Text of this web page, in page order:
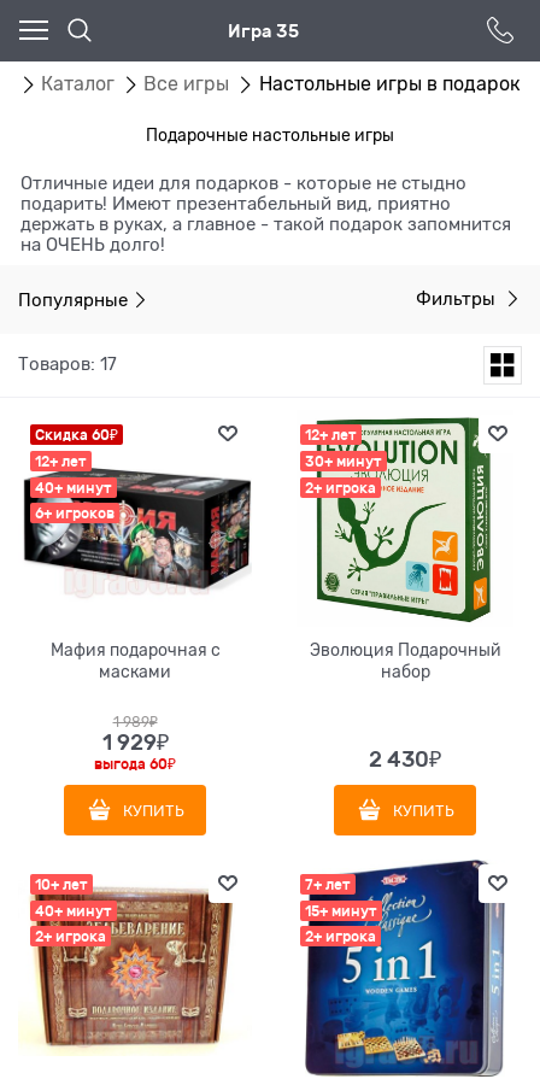
Игра 35
Каталог Все игры Настольные игры в подарок
Подарочные настольные игры
Отличные идеи для подарков - которые не стыдно
подарить! Имеют презентабельный вид, приятно
держать в руках, а главное - такой подарок запомнится
на ОЧЕНЬ долго!
Популярные Фильтры
Товаров: 17
Скидка 60₽
12+ лет
40+ минут
6+ игроков
Мафия подарочная с
масками
1 989₽
1 929₽
выгода 60₽
КУПИТЬ
12+ лет
30+ минут
2+ игрока
Эволюция Подарочный
набор
2 430₽
КУПИТЬ
10+ лет
40+ минут
2+ игрока
7+ лет
15+ минут
2+ игрока